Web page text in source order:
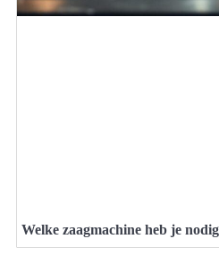
Welke zaagmachine heb je